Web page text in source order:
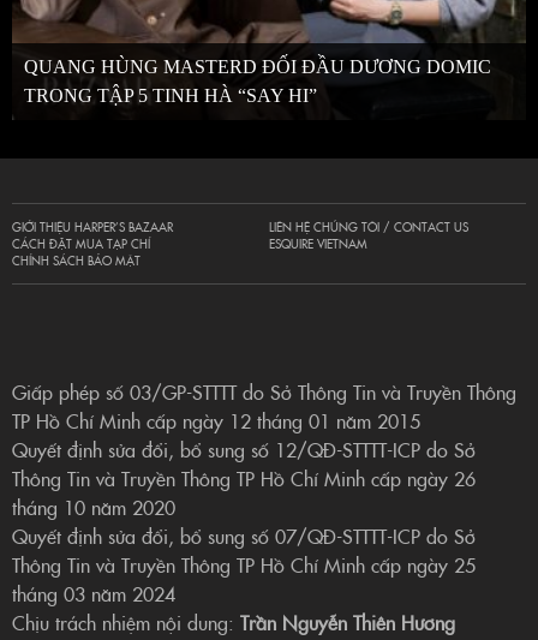
QUANG HÙNG MASTERD ĐỐI ĐẦU DƯƠNG DOMIC
TRONG TẬP 5 TINH HÀ “SAY HI”
GIỚI THIỆU HARPER’S BAZAAR
CÁCH ĐẶT MUA TẠP CHÍ
CHÍNH SÁCH BẢO MẬT
LIÊN HỆ CHÚNG TÔI / CONTACT US
ESQUIRE VIETNAM
Giấp phép số 03/GP-STTTT do Sở Thông Tin và Truyền Thông
TP Hồ Chí Minh cấp ngày 12 tháng 01 năm 2015
Quyết định sửa đổi, bổ sung số 12/QĐ-STTTT-ICP do Sở
Thông Tin và Truyền Thông TP Hồ Chí Minh cấp ngày 26
tháng 10 năm 2020
Quyết định sửa đổi, bổ sung số 07/QĐ-STTTT-ICP do Sở
Thông Tin và Truyền Thông TP Hồ Chí Minh cấp ngày 25
tháng 03 năm 2024
Chịu trách nhiệm nội dung: Trần Nguyễn Thiên Hương